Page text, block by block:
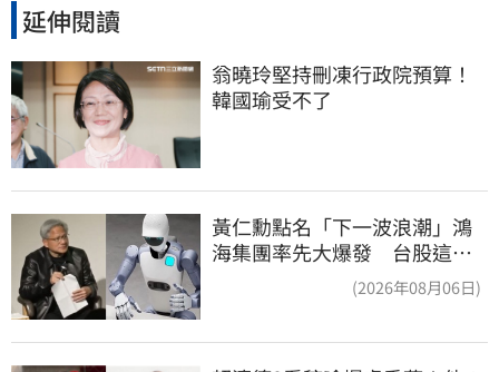
延伸閱讀
翁曉玲堅持刪凍行政院預算！
韓國瑜受不了
黃仁勳點名「下一波浪潮」鴻
海集團率先大爆發 台股這族
(2026年08月06日)